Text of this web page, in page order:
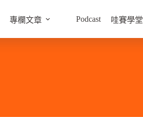
專欄文章 Podcast 哇賽學堂